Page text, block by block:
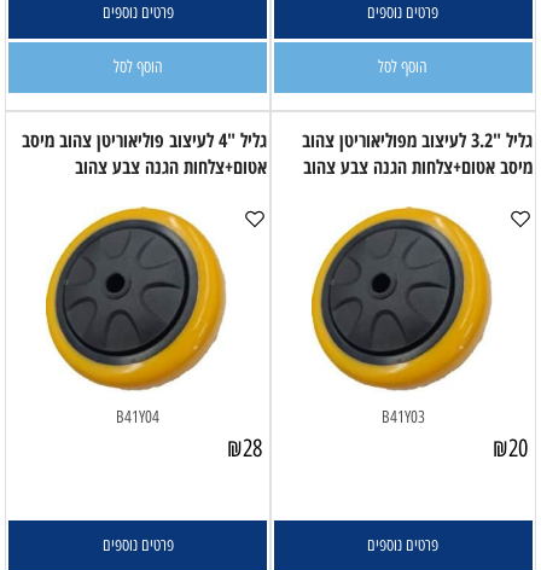
פרטים נוספים
הוסף לסל
פרטים נוספים
הוסף לסל
גליל "3.2 לעיצוב מפוליאוריטן צהוב
מיסב אטום+צלחות הגנה צבע צהוב
B41Y03
₪20
פרטים נוספים
גליל "4 לעיצוב פוליאוריטן צהוב מיסב
אטום+צלחות הגנה צבע צהוב
B41Y04
₪28
פרטים נוספים